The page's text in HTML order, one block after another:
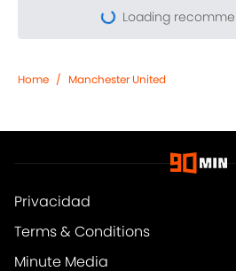
Manchester United
Terms & Conditions
Minute Media
Declaración de accesibilidad
Cookies Settings